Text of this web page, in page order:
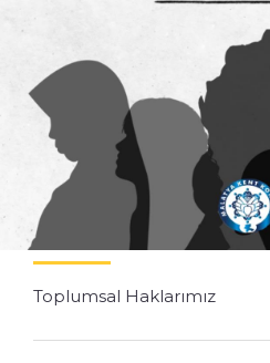
Toplumsal Haklarımız